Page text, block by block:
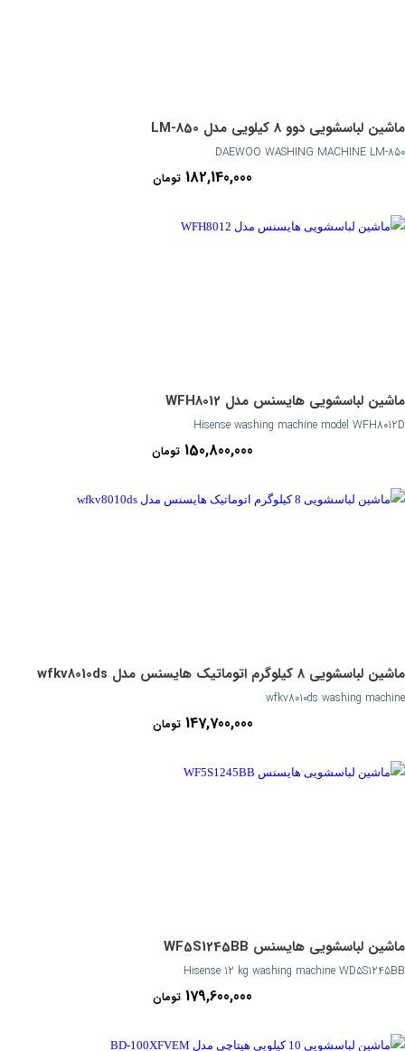
ماشین لباسشویی دوو 8 کیلویی مدل LM-850
DAEWOO WASHING MACHINE LM-850
182,140,000 تومان
ماشین لباسشویی هایسنس مدل WFH8012
Hisense washing machine model WFH8012D
150,800,000 تومان
ماشین لباسشویی 8 کیلوگرم اتوماتیک هایسنس مدل wfkv8010ds
wfkv8010ds washing machine
147,700,000 تومان
ماشین لباسشویی هایسنس WF5S1245BB
Hisense 12 kg washing machine WD5S1245BB
179,600,000 تومان